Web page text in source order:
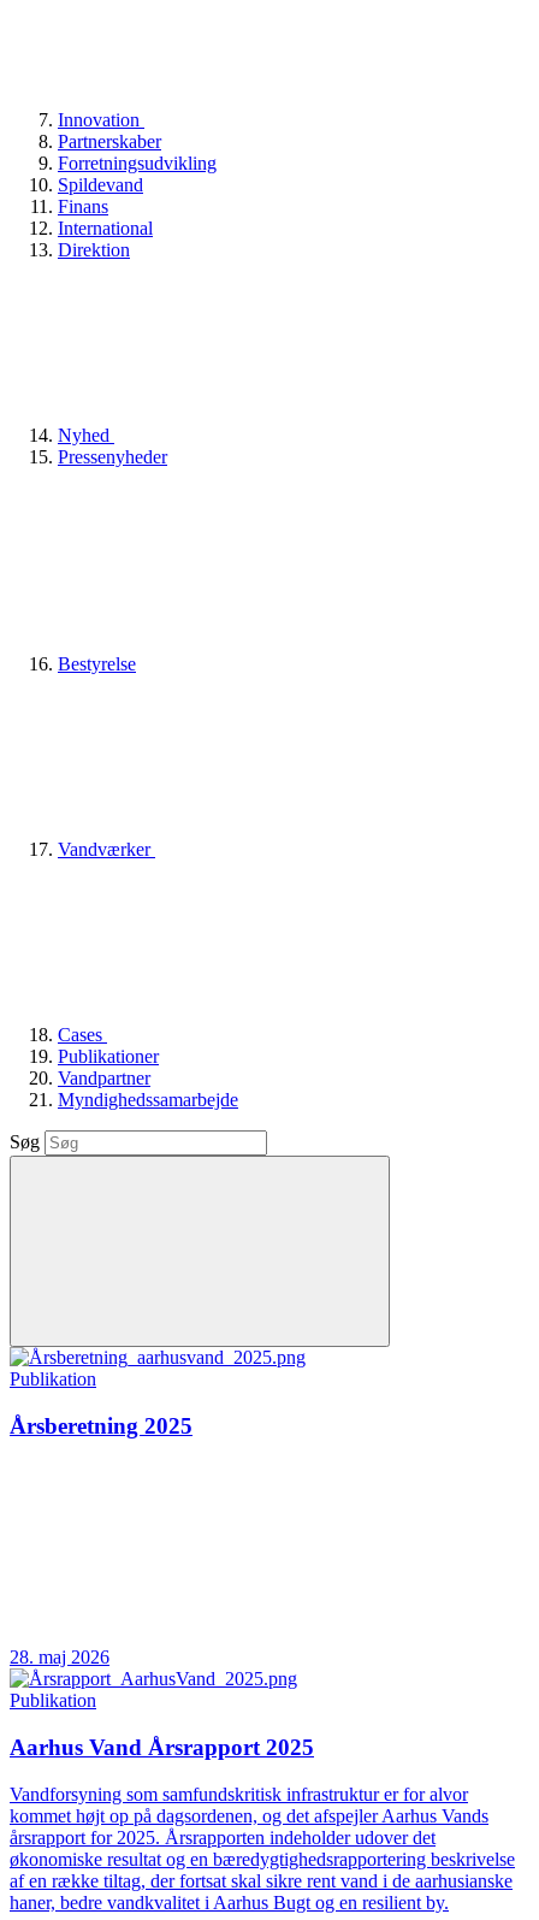
Innovation
Partnerskaber
Forretningsudvikling
Spildevand
Finans
International
Direktion
Nyhed
Pressenyheder
Bestyrelse
Vandværker
Cases
Publikationer
Vandpartner
Myndighedssamarbejde
Søg
Publikation
Årsberetning 2025
28. maj 2026
Publikation
Aarhus Vand Årsrapport 2025
Vandforsyning som samfundskritisk infrastruktur er for alvor
kommet højt op på dagsordenen, og det afspejler Aarhus Vands
årsrapport for 2025. Årsrapporten indeholder udover det
økonomiske resultat og en bæredygtighedsrapportering beskrivelse
af en række tiltag, der fortsat skal sikre rent vand i de aarhusianske
haner, bedre vandkvalitet i Aarhus Bugt og en resilient by.